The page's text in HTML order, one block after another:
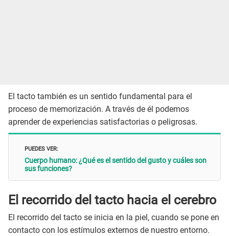
El tacto también es un sentido fundamental para el
proceso de memorización. A través de él podemos
aprender de experiencias satisfactorias o peligrosas.
PUEDES VER:
Cuerpo humano: ¿Qué es el sentido del gusto y cuáles son
sus funciones?
El recorrido del tacto hacia el cerebro
El recorrido del tacto se inicia en la piel, cuando se pone en
contacto con los estímulos externos de nuestro entorno.